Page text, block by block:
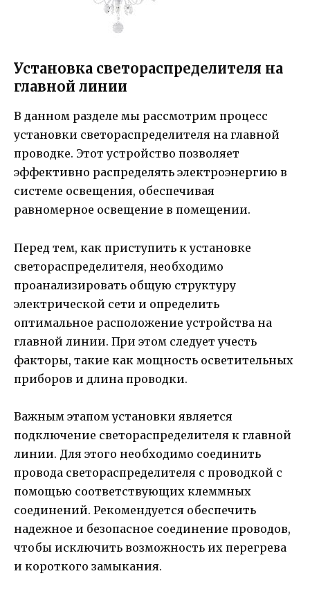
Установка светораспределителя на
главной линии
В данном разделе мы рассмотрим процесс
установки светораспределителя на главной
проводке. Этот устройство позволяет
эффективно распределять электроэнергию в
системе освещения, обеспечивая
равномерное освещение в помещении.
Перед тем, как приступить к установке
светораспределителя, необходимо
проанализировать общую структуру
электрической сети и определить
оптимальное расположение устройства на
главной линии. При этом следует учесть
факторы, такие как мощность осветительных
приборов и длина проводки.
Важным этапом установки является
подключение светораспределителя к главной
линии. Для этого необходимо соединить
провода светораспределителя с проводкой с
помощью соответствующих клеммных
соединений. Рекомендуется обеспечить
надежное и безопасное соединение проводов,
чтобы исключить возможность их перегрева
и короткого замыкания.